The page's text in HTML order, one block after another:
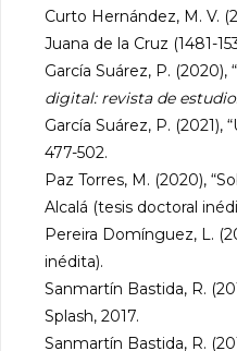
Curto Hernández, M. V.
Juana de la Cruz (1481-
García Suárez, P.
digital: revista de
García Suárez, P.
477-502.
Paz Torres, M. (2020),
Alcalá (tesis doctoral
Pereira Domínguez, L.
inédita).
Sanmartín Bastida, R.
Splash, 2017.
Sanmartín Bastida, R.